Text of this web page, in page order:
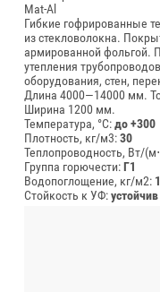
Mat-Al
Гибкие гофрированные
из стекловолокна.
армированной фольгой.
утепления
оборудования, стен,
Длина 4000—14000 мм.
Ширина 1200 мм.
Температура, °C:до +300
Плотность, кг/м3:30
Теплопроводность, Вт/
Группа горючести:Г1
Водопоглощение, кг/м2: 1
Стойкость к УФ:устойчив